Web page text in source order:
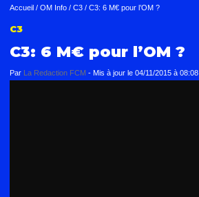
Accueil / OM Info / C3 / C3: 6 M€ pour l’OM ?
C3
C3: 6 M€ pour l’OM ?
Par La Redaction FCM - Mis à jour le 04/11/2015 à 08:08